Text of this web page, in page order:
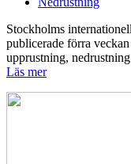
Stockholms
publicerade förra
upprustning,
Läs mer